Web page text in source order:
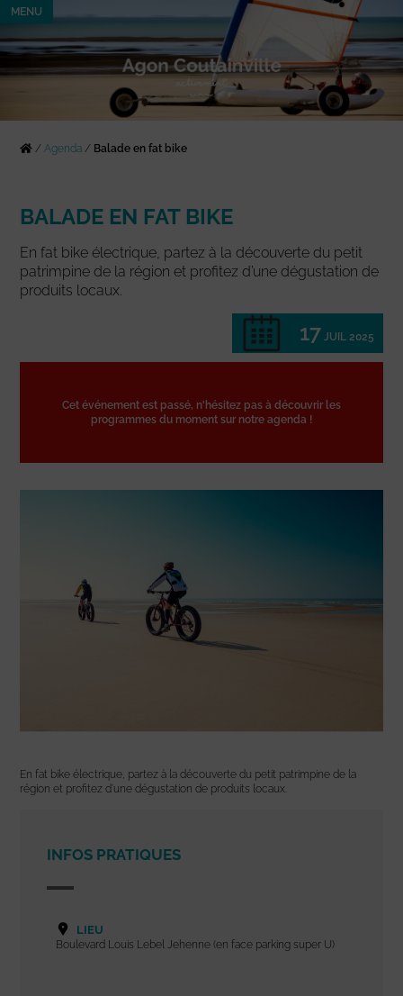
MENU
/Agenda / Balade en fat bike
BALADE EN FAT BIKE
En fat bike électrique, partez à la découverte du petit
patrimpine de la région et profitez d’une dégustation de
produits locaux.
17 JUIL 2025
Cet événement est passé, n'hésitez pas à découvrir les
programmes du moment sur notre agenda !
En fat bike électrique, partez à la découverte du petit patrimpine de la
région et profitez d’une dégustation de produits locaux.
INFOS PRATIQUES
LIEU
Boulevard Louis Lebel Jehenne (en face parking super U)